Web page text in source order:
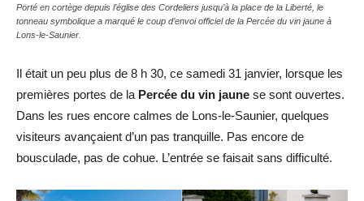
Porté en cortège depuis l’église des Cordeliers jusqu’à la place de la Liberté, le
tonneau symbolique a marqué le coup d’envoi officiel de la Percée du vin jaune à
Lons-le-Saunier.
Il était un peu plus de 8 h 30, ce samedi 31 janvier, lorsque les
premières portes de la Percée du vin jaune se sont ouvertes.
Dans les rues encore calmes de Lons-le-Saunier, quelques
visiteurs avançaient d’un pas tranquille. Pas encore de
bousculade, pas de cohue. L’entrée se faisait sans difficulté.